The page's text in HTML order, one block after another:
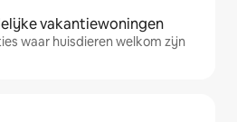
vakantiewoningen
waar huisdieren welkom zijn